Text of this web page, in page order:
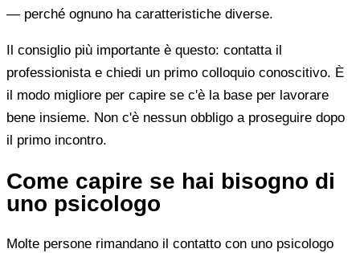
— perché ognuno ha caratteristiche diverse.
Il consiglio più importante è questo: contatta il
professionista e chiedi un primo colloquio conoscitivo. È
il modo migliore per capire se c'è la base per lavorare
bene insieme. Non c'è nessun obbligo a proseguire dopo
il primo incontro.
Come capire se hai bisogno di
uno psicologo
Molte persone rimandano il contatto con uno psicologo